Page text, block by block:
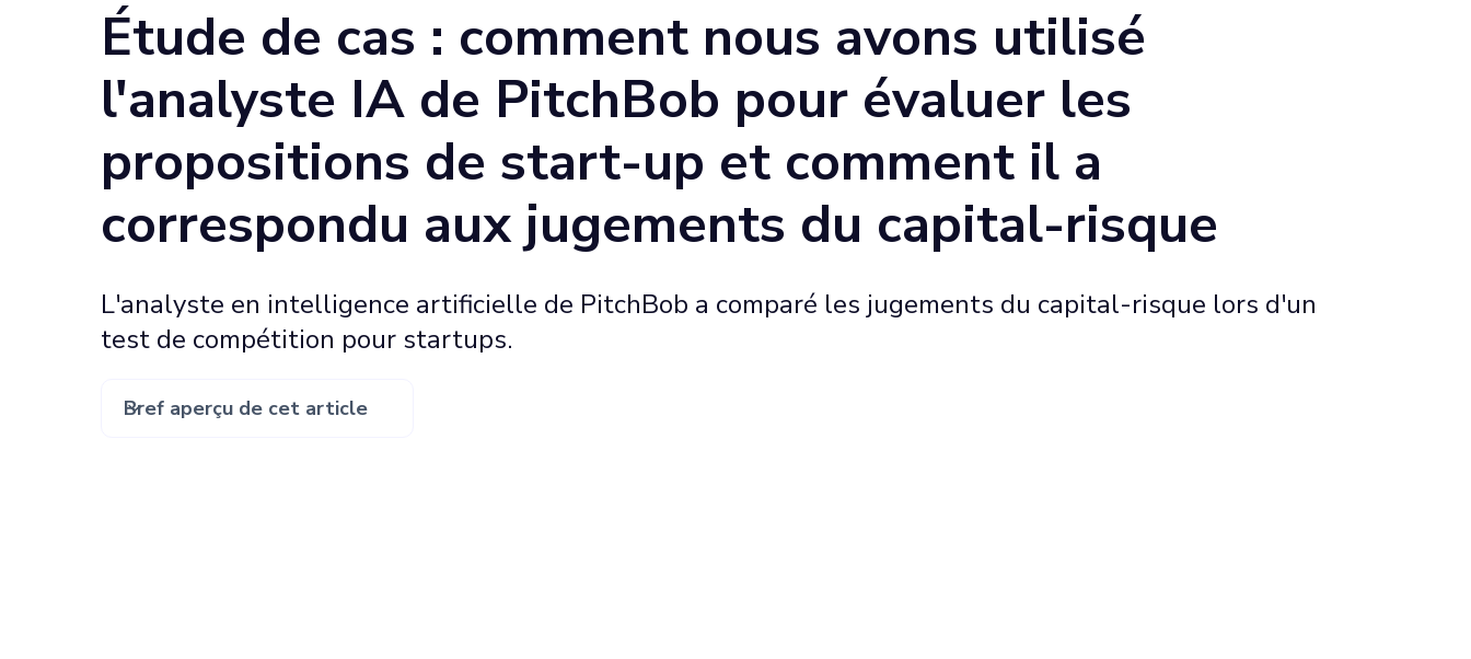
Étude de cas : comment nous avons utilisé
l'analyste IA de PitchBob pour évaluer les
propositions de start-up et comment il a
correspondu aux jugements du capital-risque
L'analyste en intelligence artificielle de PitchBob a comparé les jugements du capital-risque lors d'un
test de compétition pour startups.
Bref aperçu de cet article